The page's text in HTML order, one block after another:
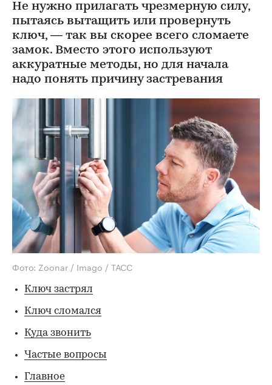
Не нужно прилагать чрезмерную силу,
пытаясь вытащить или провернуть
ключ, — так вы скорее всего сломаете
замок. Вместо этого используют
аккуратные методы, но для начала
надо понять причину застревания
Фото: Zoonar / Imago / ТАСС
Ключ застрял
Ключ сломался
Куда звонить
Частые вопросы
Главное